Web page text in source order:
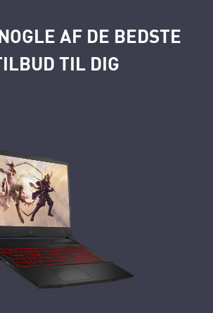
AF DE BEDSTE
TIL DIG